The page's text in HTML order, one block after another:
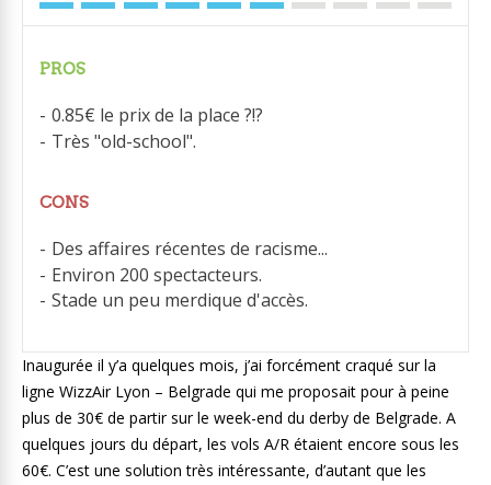
PROS
0.85€ le prix de la place ?!?
Très "old-school".
CONS
Des affaires récentes de racisme...
Environ 200 spectacteurs.
Stade un peu merdique d'accès.
Inaugurée il y’a quelques mois, j’ai forcément craqué sur la
ligne WizzAir Lyon – Belgrade qui me proposait pour à peine
plus de 30€ de partir sur le week-end du derby de Belgrade. A
quelques jours du départ, les vols A/R étaient encore sous les
60€. C’est une solution très intéressante, d’autant que les